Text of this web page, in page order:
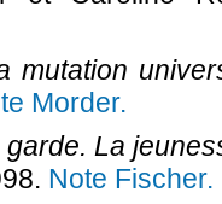
mutation
Morder.
garde. La
Note Fischer.